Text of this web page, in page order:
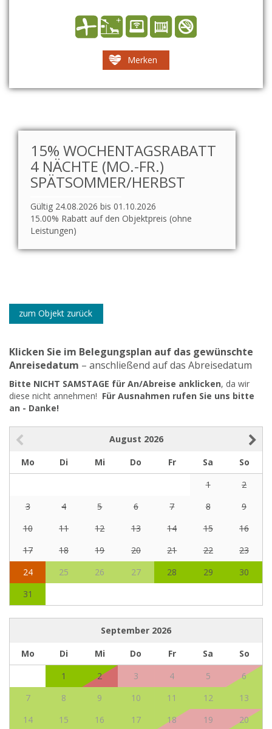
Merken
15% WOCHENTAGSRABATT
4 NÄCHTE (MO.-FR.)
SPÄTSOMMER/HERBST
Gültig 24.08.2026 bis 01.10.2026
15.00% Rabatt auf den Objektpreis (ohne
Leistungen)
zum Objekt zurück
Klicken Sie im Belegungsplan auf das gewünschte
Anreisedatum – anschließend auf das Abreisedatum
Bitte NICHT SAMSTAGE für An/Abreise anklicken, da wir
diese nicht annehmen! Für Ausnahmen rufen Sie uns bitte
an - Danke!
August 2026
Mo
Di Mi Do Fr Sa
So
1
2
3
4 5 6 7 8
9
10
11 12 13 14 15
16
17
18 19 20 21 22
23
24
25 26 27 28 29
30
31
September 2026
Mo
Di Mi Do Fr Sa
So
1
2 3 4 5
6
7
8 9 10 11 12
13
14
15 16 17 18 19
20